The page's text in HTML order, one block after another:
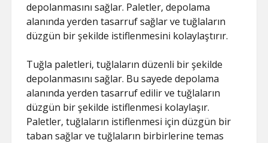
depolanmasını sağlar. Paletler, depolama
alanında yerden tasarruf sağlar ve tuğlaların
düzgün bir şekilde istiflenmesini kolaylaştırır.
Tuğla paletleri, tuğlaların düzenli bir şekilde
depolanmasını sağlar. Bu sayede depolama
alanında yerden tasarruf edilir ve tuğlaların
düzgün bir şekilde istiflenmesi kolaylaşır.
Paletler, tuğlaların istiflenmesi için düzgün bir
taban sağlar ve tuğlaların birbirlerine temas